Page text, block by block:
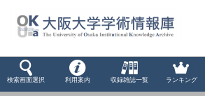
検索画面選択 利用案内 収録雑誌一覧 ランキング